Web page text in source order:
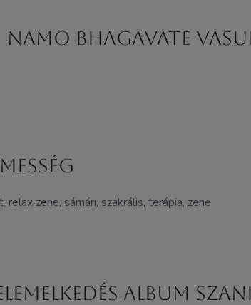
Namo Bhagavate
zene, sámán, szakrális, terápia, zene
album